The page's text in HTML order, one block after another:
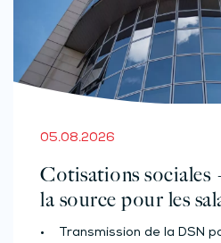
05.08.2026
Cotisations sociales
la source pour les
(effectif d’au moins
• Transmission de la DSN